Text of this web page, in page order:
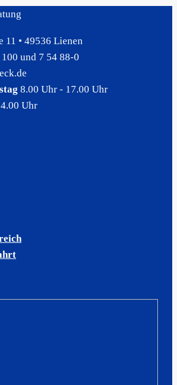
11 • 49536 Lienen
und 7 54 88-0
8.00 Uhr - 17.00 Uhr
Uhr